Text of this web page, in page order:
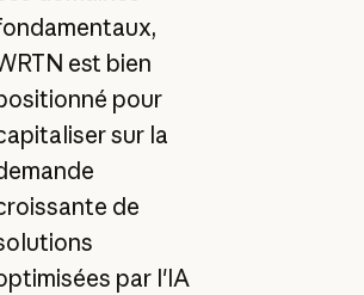
est bien
pour
sur la
de
par l'IA